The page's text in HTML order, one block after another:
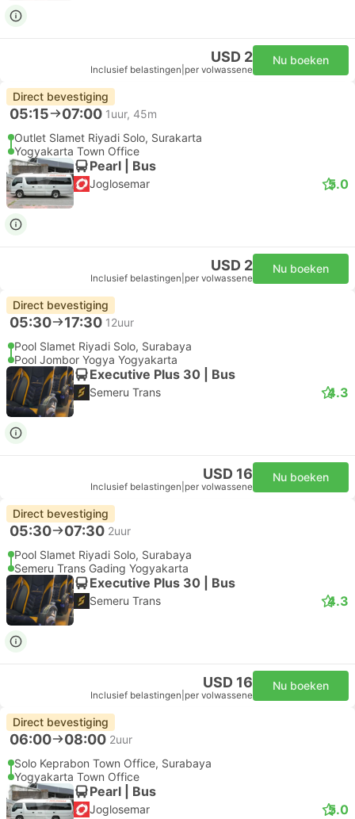
USD 2
Inclusief belastingen per volwassene
Nu boeken
Direct bevestiging
05:15 07:00 1uur, 45m
Outlet Slamet Riyadi Solo, Surakarta
Yogyakarta Town Office
Pearl | Bus
Joglosemar 5.0
USD 2
Inclusief belastingen per volwassene
Nu boeken
Direct bevestiging
05:30 17:30 12uur
Pool Slamet Riyadi Solo, Surabaya
Pool Jombor Yogya Yogyakarta
Executive Plus 30 | Bus
Semeru Trans 4.3
USD 16
Inclusief belastingen per volwassene
Nu boeken
Direct bevestiging
05:30 07:30 2uur
Pool Slamet Riyadi Solo, Surabaya
Semeru Trans Gading Yogyakarta
Executive Plus 30 | Bus
Semeru Trans 4.3
USD 16
Inclusief belastingen per volwassene
Nu boeken
Direct bevestiging
06:00 08:00 2uur
Solo Keprabon Town Office, Surabaya
Yogyakarta Town Office
Pearl | Bus
Joglosemar 5.0